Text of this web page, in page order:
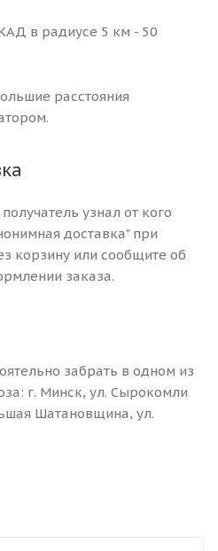
в радиусе 5 км - 50
расстояния
узнал от кого
доставка" при
корзину или сообщите об
заказа.
забрать в одном из
г. Минск, ул. Сырокомли
Шатановщина, ул.